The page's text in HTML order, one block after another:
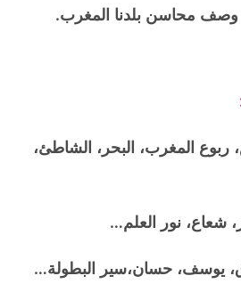
وصف محاسن بلدنا المغرب.
ربوع المغرب، البحر، الشاطئ،
شعاع، نور العلم…
يوسف، حسان،سير البطولة…